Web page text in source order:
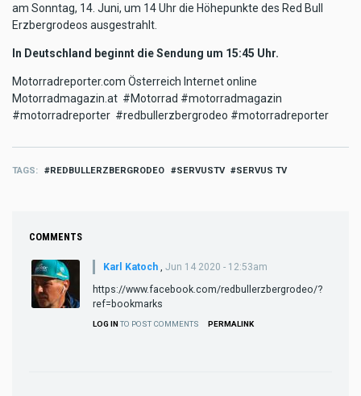
am Sonntag, 14. Juni, um 14 Uhr die Höhepunkte des Red Bull
Erzbergrodeos ausgestrahlt.
In Deutschland beginnt die Sendung um 15:45 Uhr.
Motorradreporter.com Österreich Internet online
Motorradmagazin.at #Motorrad #motorradmagazin
#motorradreporter #redbullerzbergrodeo #motorradreporter
TAGS REDBULLERZBERGRODEO SERVUSTV SERVUS TV
COMMENTS
Karl Katoch Jun 14 2020 - 12:53am
https://www.facebook.com/redbullerzbergrodeo/?
ref=bookmarks
LOG IN TO POST COMMENTS PERMALINK